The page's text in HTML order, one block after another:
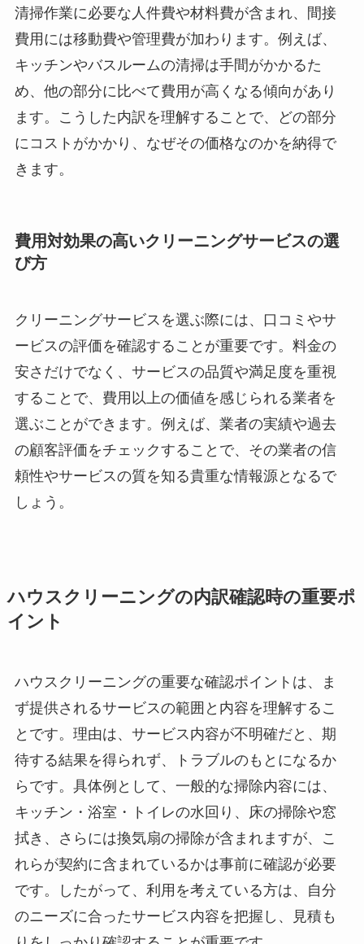
清掃作業に必要な人件費や材料費が含まれ、間接
費用には移動費や管理費が加わります。例えば、
キッチンやバスルームの清掃は手間がかかるた
め、他の部分に比べて費用が高くなる傾向があり
ます。こうした内訳を理解することで、どの部分
にコストがかかり、なぜその価格なのかを納得で
きます。
費用対効果の高いクリーニングサービスの選
び方
クリーニングサービスを選ぶ際には、口コミやサ
ービスの評価を確認することが重要です。料金の
安さだけでなく、サービスの品質や満足度を重視
することで、費用以上の価値を感じられる業者を
選ぶことができます。例えば、業者の実績や過去
の顧客評価をチェックすることで、その業者の信
頼性やサービスの質を知る貴重な情報源となるで
しょう。
ハウスクリーニングの内訳確認時の重要ポ
イント
ハウスクリーニングの重要な確認ポイントは、ま
ず提供されるサービスの範囲と内容を理解するこ
とです。理由は、サービス内容が不明確だと、期
待する結果を得られず、トラブルのもとになるか
らです。具体例として、一般的な掃除内容には、
キッチン・浴室・トイレの水回り、床の掃除や窓
拭き、さらには換気扇の掃除が含まれますが、こ
れらが契約に含まれているかは事前に確認が必要
です。したがって、利用を考えている方は、自分
のニーズに合ったサービス内容を把握し、見積も